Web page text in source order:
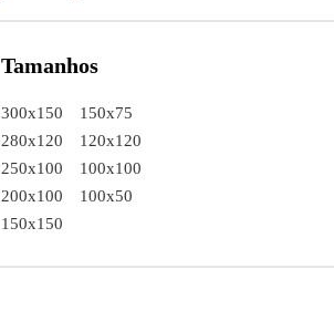
Tamanhos
300x150
280x120
250x100
200x100
150x150
150x75
120x120
100x100
100x50